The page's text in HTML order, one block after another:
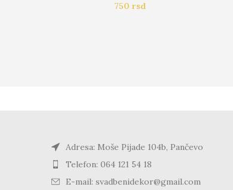
750 rsd
Adresa: Moše Pijade 104b, Pančevo
Telefon: 064 121 54 18
E-mail: svadbenidekor@gmail.com